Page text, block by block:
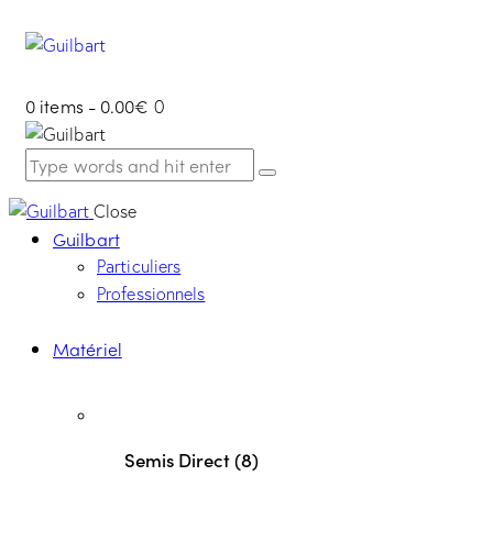
0 items - 0.00€ 0
Close
Guilbart
Particuliers
Professionnels
Matériel
Semis Direct (8)